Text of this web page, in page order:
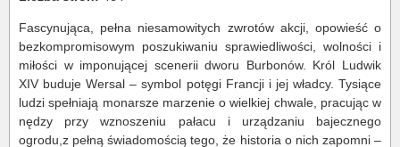
Fascynująca, pełna niesamowitych zwrotów akcji, opowieść o
bezkompromisowym poszukiwaniu sprawiedliwości, wolności i
miłości w imponującej scenerii dworu Burbonów. Król Ludwik
XIV buduje Wersal – symbol potęgi Francji i jej władcy. Tysiące
ludzi spełniają monarsze marzenie o wielkiej chwale, pracując w
nędzy przy wznoszeniu pałacu i urządzaniu bajecznego
ogrodu,z pełną świadomością tego, że historia o nich zapomni –